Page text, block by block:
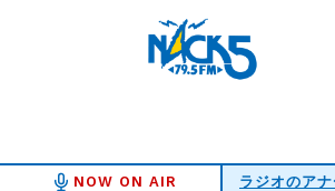
NOW ON AIR ラジオのアナ